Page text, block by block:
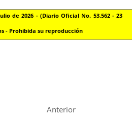
de 2026 - (Diario Oficial No. 53.562 - 23
- Prohibida su reproducción
Anterior